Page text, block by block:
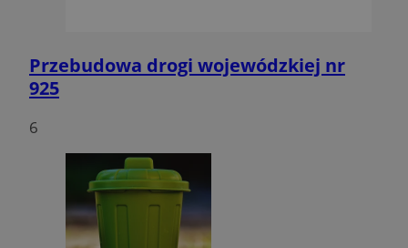
Przebudowa drogi wojewódzkiej nr
925
6